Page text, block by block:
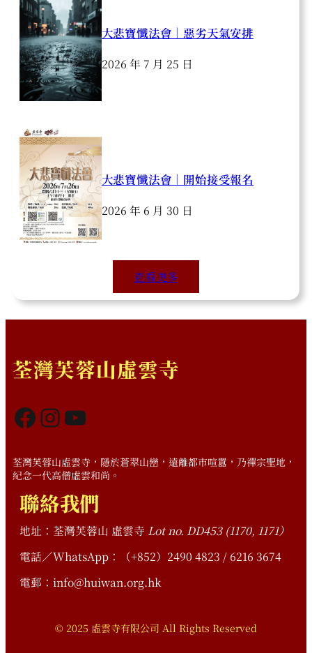
大悲寶懺法會｜惡劣天氣安排
2026 年 7 月 25 日
大悲寶懺法會｜開始接受報名
2026 年 6 月 30 日
查看更多
荃灣芙蓉山虛雲寺
Facebook InstagramYouTube
荃灣芙蓉山虛雲寺，隱於蒼翠山巒，遠離都市喧囂，乃禪宗聖地，
紀念一代高僧虛雲和尚。
聯絡我們
地址：荃灣芙蓉山 虛雲寺 Lot no. DD453 (1170, 1171）
電話／WhatsApp：（+852）2490 4823 / 6216 3674
電郵：info@huiwan.org.hk
© 2025 虛雲寺有限公司 All Rights Reserved